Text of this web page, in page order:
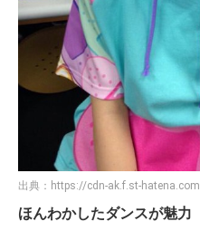
出典： https://cdn-ak.f.st-hatena.com
ほんわかしたダンスが魅力